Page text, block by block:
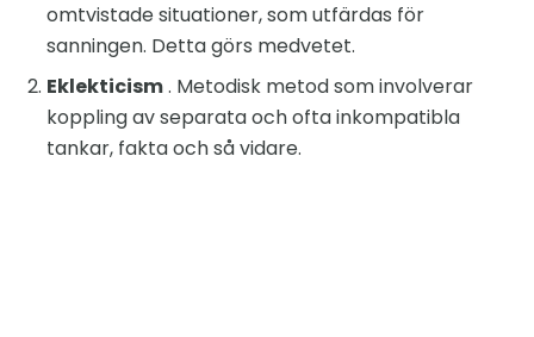
omtvistade situationer, som utfärdas för
sanningen. Detta görs medvetet.
Eklekticism. Metodisk metod som involverar
koppling av separata och ofta inkompatibla
tankar, fakta och så vidare.